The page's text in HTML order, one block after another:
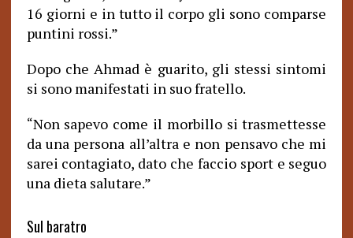
16 giorni e in tutto il corpo gli sono comparse
puntini rossi.”
Dopo che Ahmad è guarito, gli stessi sintomi
si sono manifestati in suo fratello.
“Non sapevo come il morbillo si trasmettesse
da una persona all’altra e non pensavo che mi
sarei contagiato, dato che faccio sport e seguo
una dieta salutare.”
Sul baratro